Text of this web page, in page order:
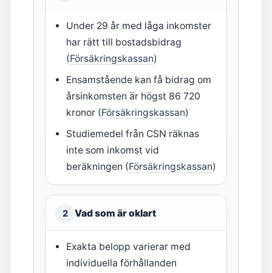
Under 29 år med låga inkomster
har rätt till bostadsbidrag
(Försäkringskassan)
Ensamstående kan få bidrag om
årsinkomsten är högst 86 720
kronor (Försäkringskassan)
Studiemedel från CSN räknas
inte som inkomst vid
beräkningen (Försäkringskassan)
2 Vad som är oklart
Exakta belopp varierar med
individuella förhållanden